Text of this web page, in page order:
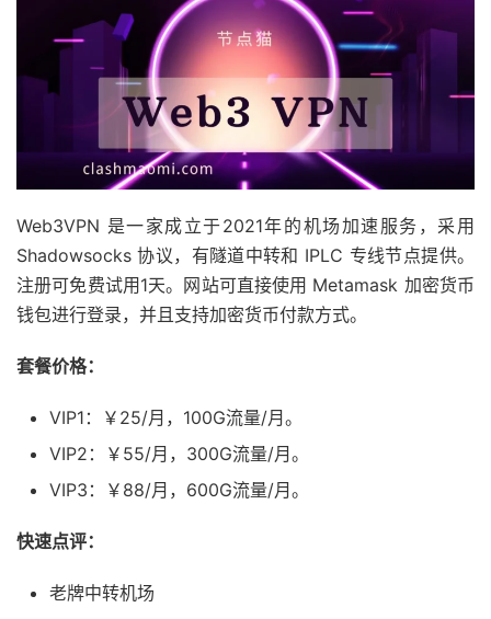
Web3VPN 是一家成立于2021年的机场加速服务，采用
Shadowsocks 协议，有隧道中转和 IPLC 专线节点提供。
注册可免费试用1天。网站可直接使用 Metamask 加密货币
钱包进行登录，并且支持加密货币付款方式。
套餐价格：
VIP1：￥25/月，100G流量/月。
VIP2：￥55/月，300G流量/月。
VIP3：￥88/月，600G流量/月。
快速点评：
老牌中转机场